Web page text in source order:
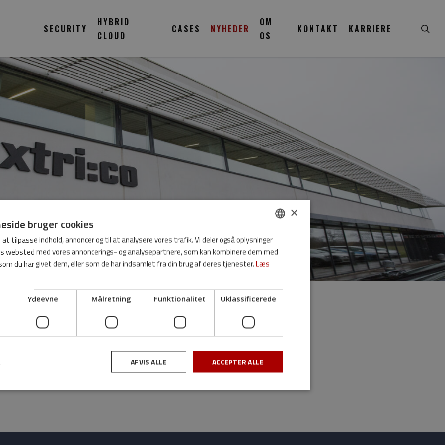
SECURITY
HYBRID
CLOUD
CASES NYHEDER
OM
OS
KONTAKT KARRIERE
DANISH
ENGLISH
×
bruger cookies
at tilpasse indhold, annoncer og til at analysere vores trafik. Vi deler også oplysninger
websted med vores annoncerings- og analysepartnere, som kan kombinere dem med
du har givet dem, eller som de har indsamlet fra din brug af deres tjenester.Læs
Ydeevne Målretning Funktionalitet Uklassificerede
ACCEPTER ALLE
AFVIS ALLE